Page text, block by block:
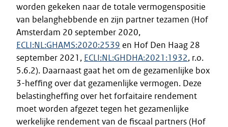
worden gekeken naar de totale vermogenspositie
van belanghebbende en zijn partner tezamen (Hof
Amsterdam 20 september 2020,
ECLI:NL:GHAMS:2020:2539 en Hof Den Haag 28
september 2021, ECLI:NL:GHDHA:2021:1932, r.o.
5.6.2). Daarnaast gaat het om de gezamenlijke box
3-heffing over dat gezamenlijke vermogen. Deze
belastingheffing over het forfaitaire rendement
moet worden afgezet tegen het gezamenlijke
werkelijke rendement van de fiscaal partners (Hof